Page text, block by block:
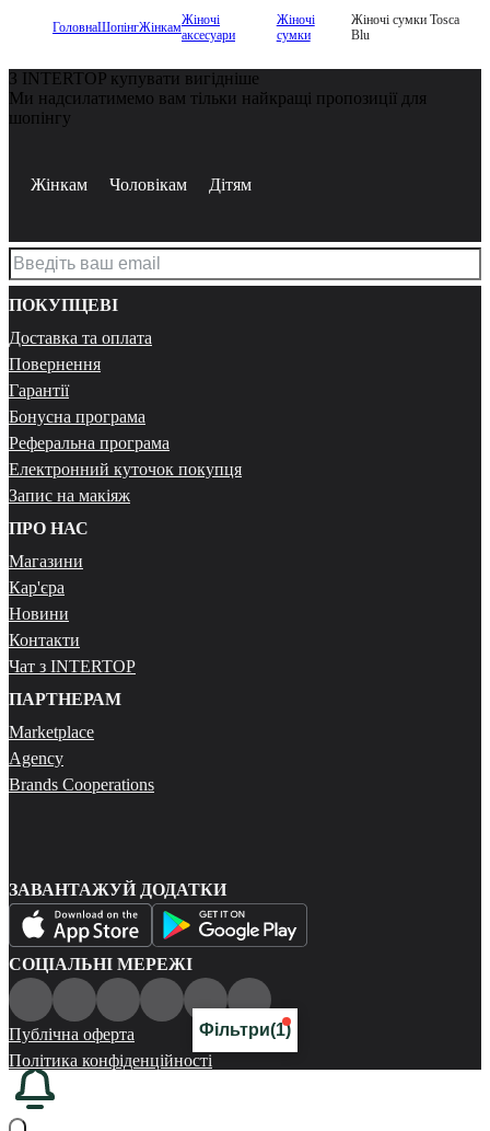
ГоловнаШопінгЖінкамЖіночі
аксесуари
Жіночі
сумки
Жіночі сумки Tosca
Blu
Фільтри(1)
З INTERTOP купувати вигідніше
Ми надсилатимемо вам тільки найкращі пропозиції для
шопінгу
Жінкам Чоловікам Дітям
ПОКУПЦЕВІ
Доставка та оплата
Повернення
Гарантії
Бонусна програма
Реферальна програма
Електронний куточок покупця
Запис на макіяж
ПРО НАС
Магазини
Кар'єра
Новини
Контакти
Чат з INTERTOP
ПАРТНЕРАМ
Marketplace
Agency
Brands Cooperations
ЗАВАНТАЖУЙ ДОДАТКИ
СОЦІАЛЬНІ МЕРЕЖІ
Публічна оферта
Політика конфіденційності
Карта сайту
© 2026 Всі права захищені